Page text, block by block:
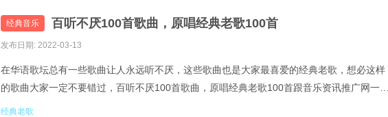
经典音乐 百听不厌100首歌曲，原唱经典老歌100首
发布日期: 2022-03-13
在华语歌坛总有一些歌曲让人永远听不厌，这些歌曲也是大家最喜爱的经典老歌，想必这样
的歌曲大家一定不要错过，百听不厌100首歌曲，原唱经典老歌100首跟音乐资讯推广网一起
来发现。 1.潘玮柏-反转地球 2.邓颖-回不去的校园时光 3.王力
经典老歌